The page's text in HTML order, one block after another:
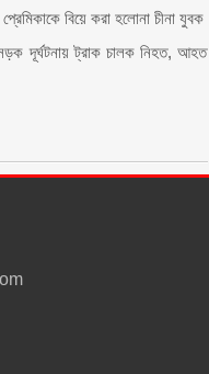
প্রেমিকাকে বিয়ে করা হলোনা চীনা যুবক
সড়ক দূর্ঘটনায় ট্রাক চালক নিহত, আহত